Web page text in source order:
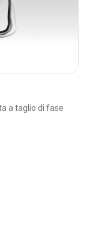
a taglio di fase